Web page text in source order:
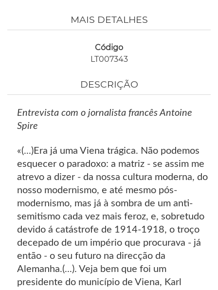
MAIS DETALHES
Código
LT007343
DESCRIÇÃO
Entrevista com o jornalista francês Antoine
Spire
«(...)Era já uma Viena trágica. Não podemos
esquecer o paradoxo: a matriz - se assim me
atrevo a dizer - da nossa cultura moderna, do
nosso modernismo, e até mesmo pós-
modernismo, mas já à sombra de um anti-
semitismo cada vez mais feroz, e, sobretudo
devido á catástrofe de 1914-1918, o troço
decepado de um império que procurava - já
então - o seu futuro na direcção da
Alemanha.(...). Veja bem que foi um
presidente do município de Viena, Karl